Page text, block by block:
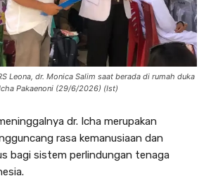
Leona, dr. Monica Salim saat berada di rumah duka
Pakaenoni (29/6/2026) (Ist)
dr. Icha merupakan
rasa kemanusiaan dan
bagi sistem perlindungan tenaga